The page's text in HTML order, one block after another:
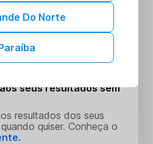
que melhor se
na unidade
seus resultados sem
resultados dos seus
quiser. Conheça o
Do Norte